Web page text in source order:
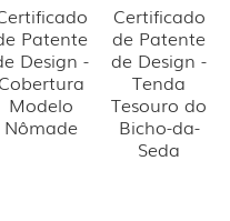
Patente
Design -
Modelo
Nômade
Certificado
de Patente
de Design -
Tenda
Tesouro do
Bicho-da-
Seda